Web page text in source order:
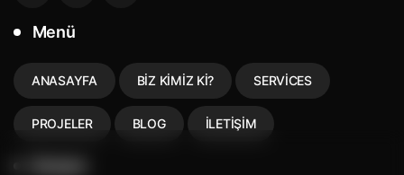
Menü
ANASAYFA BIZ KIMIZ KI? SERVICES
PROJELER BLOG İLETIŞIM